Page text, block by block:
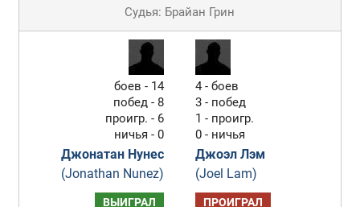
Судья: Брайан Грин
боев - 14
побед - 8
проигр. - 6
ничья - 0
Джонатан Нунес
(Jonathan Nunez)
4 - боев
3 - побед
1 - проигр.
0 - ничья
Джоэл Лэм
(Joel Lam)
ВЫИГРАЛ ПРОИГРАЛ